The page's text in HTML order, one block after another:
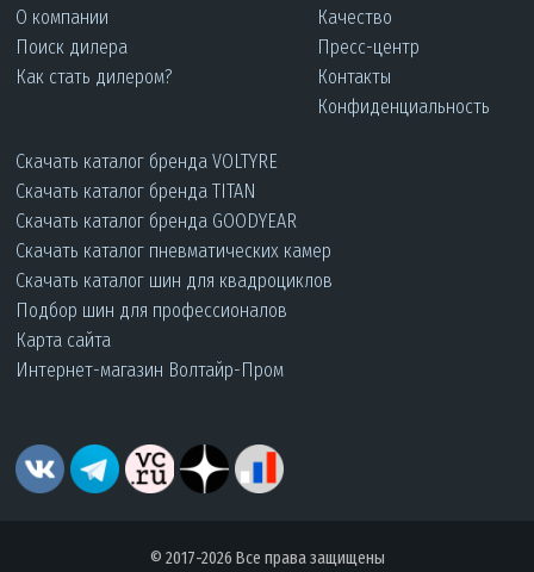
О компании
Поиск дилера
Как стать дилером?
Качество
Пресс-центр
Контакты
Конфиденциальность
Скачать каталог бренда VOLTYRE
Скачать каталог бренда TITAN
Скачать каталог бренда GOODYEAR
Скачать каталог пневматических камер
Скачать каталог шин для квадроциклов
Подбор шин для профессионалов
Карта сайта
Интернет-магазин Волтайр-Пром
© 2017-2026 Все права защищены